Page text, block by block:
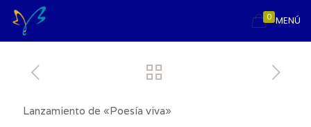
MENÚ
0
Lanzamiento de «Poesía viva»